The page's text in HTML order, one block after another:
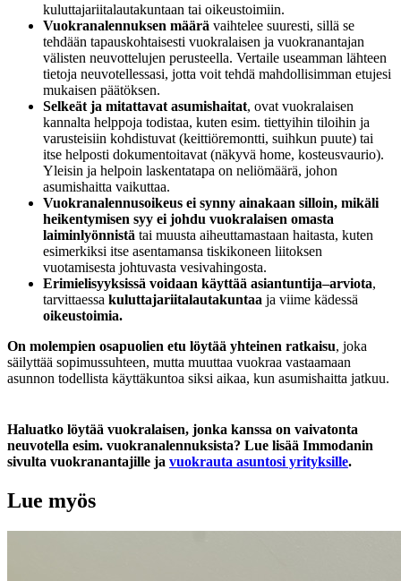
kuluttajariitalautakuntaan tai oikeustoimiin.
Vuokranalennuksen määrä vaihtelee suuresti, sillä se
tehdään tapauskohtaisesti vuokralaisen ja vuokranantajan
välisten neuvottelujen perusteella. Vertaile useamman lähteen
tietoja neuvotellessasi, jotta voit tehdä mahdollisimman etujesi
mukaisen päätöksen.
Selkeät ja mitattavat asumishaitat, ovat vuokralaisen
kannalta helppoja todistaa, kuten esim. tiettyihin tiloihin ja
varusteisiin kohdistuvat (keittiöremontti, suihkun puute) tai
itse helposti dokumentoitavat (näkyvä home, kosteusvaurio).
Yleisin ja helpoin laskentatapa on neliömäärä, johon
asumishaitta vaikuttaa.
Vuokranalennusoikeus ei synny ainakaan silloin, mikäli
heikentymisen syy ei johdu vuokralaisen omasta
laiminlyönnistä tai muusta aiheuttamastaan haitasta, kuten
esimerkiksi itse asentamansa tiskikoneen liitoksen
vuotamisesta johtuvasta vesivahingosta.
Erimielisyyksissä voidaan käyttää asiantuntija–arviota,
tarvittaessa kuluttajariitalautakuntaa ja viime kädessä
oikeustoimia.
On molempien osapuolien etu löytää yhteinen ratkaisu, joka
säilyttää sopimussuhteen, mutta muuttaa vuokraa vastaamaan
asunnon todellista käyttäkuntoa siksi aikaa, kun asumishaitta jatkuu.
Haluatko löytää vuokralaisen, jonka kanssa on vaivatonta
neuvotella esim. vuokranalennuksista? Lue lisää Immodanin
sivulta vuokranantajille ja vuokrauta asuntosi yrityksille.
Lue myös